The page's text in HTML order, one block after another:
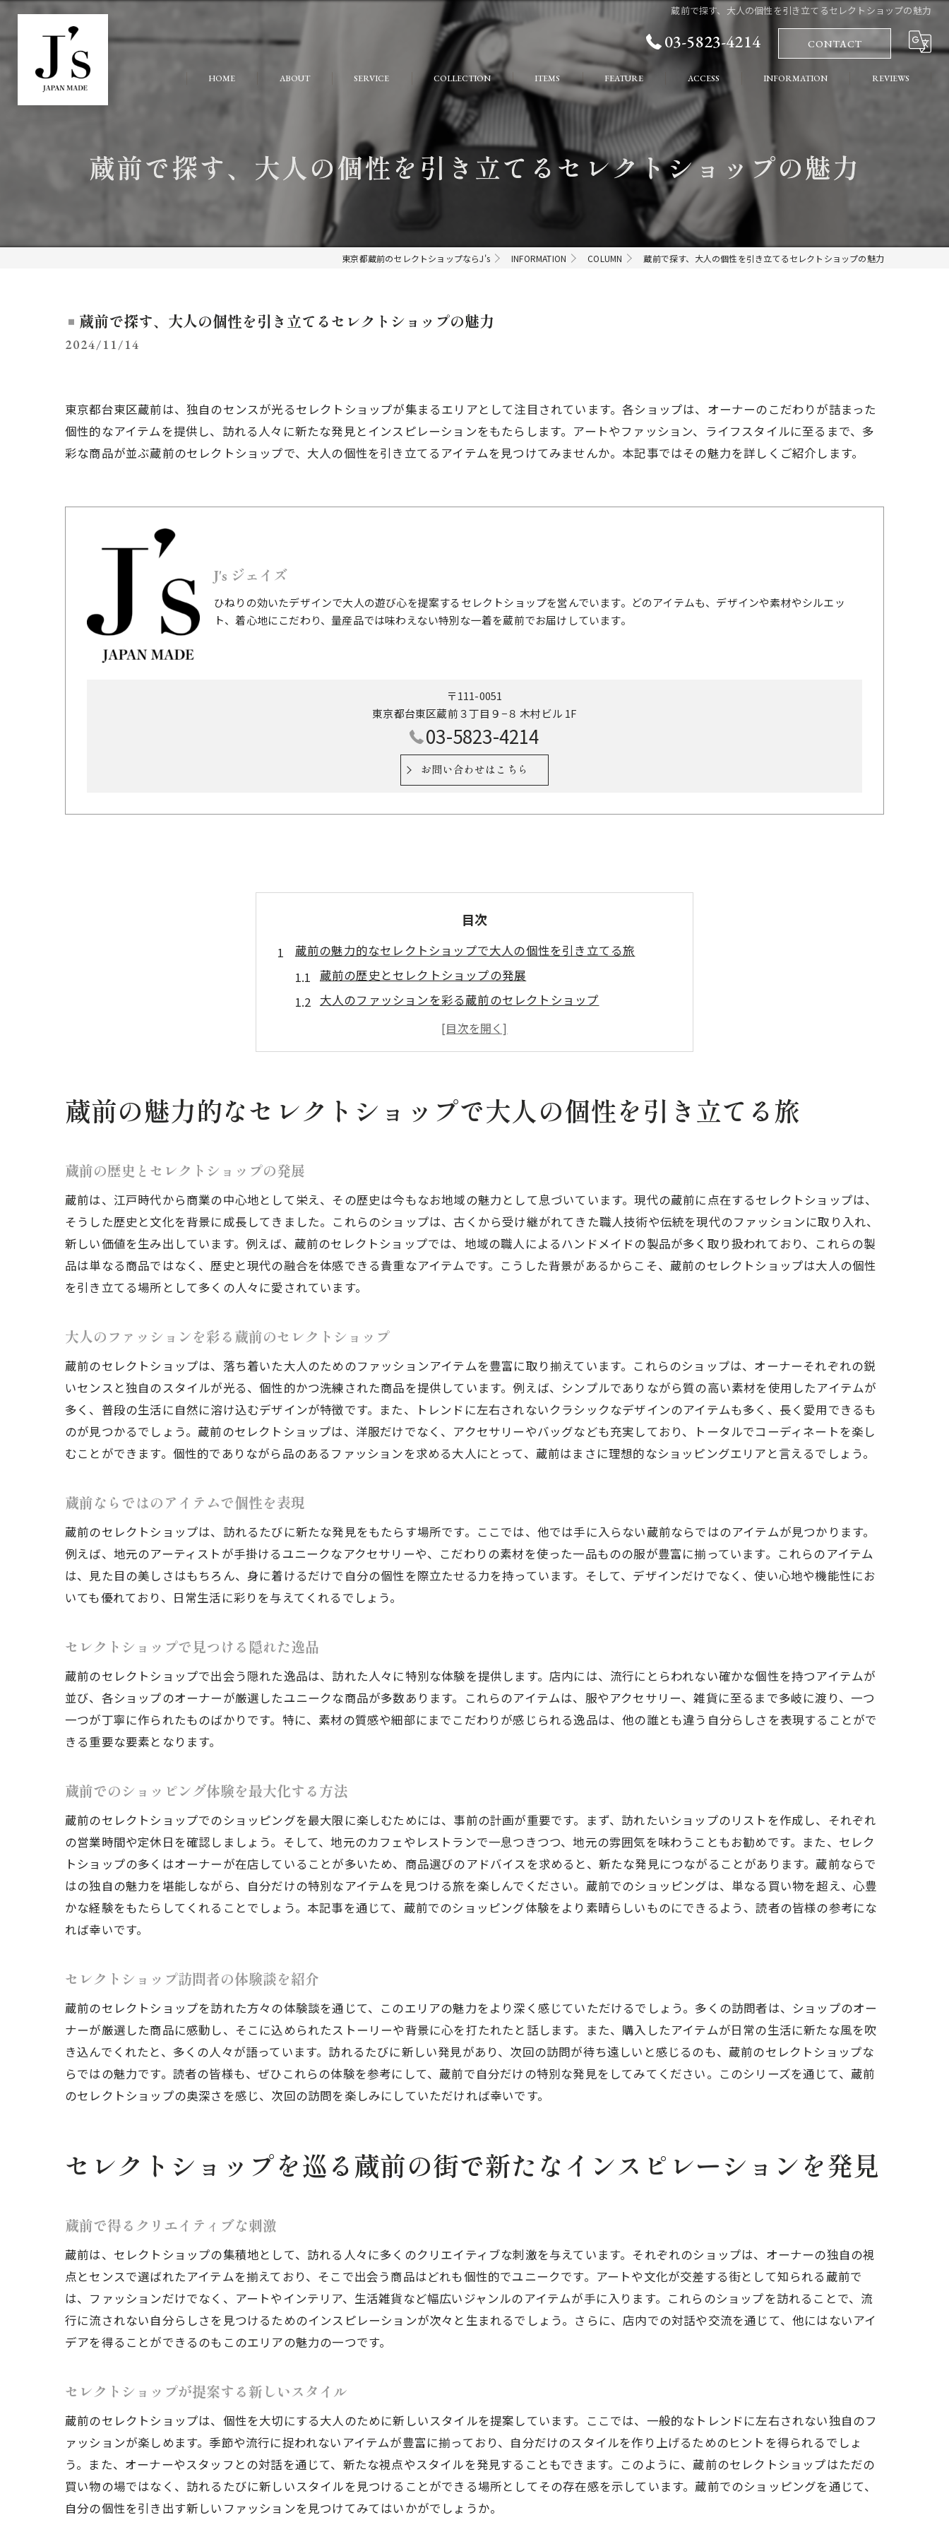
蔵前で探す、大人の個性を引き立てるセレクトショップの魅力
03-5823-4214 CONTACT
HOME ABOUT SERVICE COLLECTION ITEMS
FAQ
FEATURE
大人
ストリート
ACCESS INFORMATION REVIEWS
蔵前で探す、大人の個性を引き立てるセレクトショップの魅力
東京都蔵前のセレクトショップならJ's INFORMATION COLUMN 蔵前で探す、大人の個性を引き立てるセレクトショップの魅力
蔵前で探す、大人の個性を引き立てるセレクトショップの魅力
2024/11/14
東京都台東区蔵前は、独自のセンスが光るセレクトショップが集まるエリアとして注目されています。各ショップは、オーナーのこだわりが詰まった
個性的なアイテムを提供し、訪れる人々に新たな発見とインスピレーションをもたらします。アートやファッション、ライフスタイルに至るまで、多
彩な商品が並ぶ蔵前のセレクトショップで、大人の個性を引き立てるアイテムを見つけてみませんか。本記事ではその魅力を詳しくご紹介します。
J's ジェイズ
ひねりの効いたデザインで大人の遊び心を提案するセレクトショップを営んでいます。どのアイテムも、デザインや素材やシルエッ
ト、着心地にこだわり、量産品では味わえない特別な一着を蔵前でお届けしています。
〒111-0051
東京都台東区蔵前３丁目９−８ 木村ビル 1F
03-5823-4214
お問い合わせはこちら
目次
蔵前の魅力的なセレクトショップで大人の個性を引き立てる旅
蔵前の歴史とセレクトショップの発展
大人のファッションを彩る蔵前のセレクトショップ
蔵前ならではのアイテムで個性を表現
セレクトショップで見つける隠れた逸品
セレクトショップ訪問者の体験談を紹介
セレクトショップを巡る蔵前の街で新たなインスピレーションを発見
蔵前の街歩きで見つけるデザインのヒント
個性豊かなショップのオーナーとの出会い
セレクトショップで体感するアートとファッションの融合
蔵前での週末を充実させるショッピングプラン
蔵前の大人向けセレクトショップで見つける唯一無二のスタイル
大人のためのセレクトショップ選びのポイント
蔵前で自分らしいスタイルを確立する方法
セレクトショップで試したい新しいファッション
蔵前のセレクトショップで出会う職人技の光るアイテム
個性的なスタイルを引き立てるアクセサリー選び
蔵前の隠れた名店を訪れる理由
セレクトショップで楽しむ季節ごとの新商品
蔵前のセレクトショップが提供する大人のためのファッション冒険
冒険心をくすぐるセレクトショップの楽しみ方
蔵前で試したいファッションの冒険
セレクトショップで出会う新しいブランド
セレクトショップで作る自分だけのファッションストーリー
センスが光る蔵前のセレクトショップで大人のファッションを楽しむ
蔵前で見つける洗練された大人のファッション
セレクトショップで大人の魅力を引き出すアイテム
蔵前のセレクトショップが提案するトレンドスタイル
ファッション通も唸る蔵前のショップセレクション
蔵前のセレクトショップで出会う新しい自分のスタイル
セレクトショップを通じて新たな自分を発見
大人の魅力を引き立てるセレクトショップの選び方
蔵前のショップで見つけるスタイルチェンジのヒント
セレクトショップが提供する新しいファッションの可能性
蔵前の個性的なセレクトショップで見つけるあなただけの一品
個性を最大限に引き出すためのショップ選び
蔵前のセレクトショップで選ぶ一生もののアイテム
自分らしさを表現するためのセレクトショップ活用法
蔵前の魅力的なセレクトショップで大人の個性を引き立てる旅
蔵前の歴史とセレクトショップの発展
蔵前は、江戸時代から商業の中心地として栄え、その歴史は今もなお地域の魅力として息づいています。現代の蔵前に点在するセレクトショップは、
そうした歴史と文化を背景に成長してきました。これらのショップは、古くから受け継がれてきた職人技術や伝統を現代のファッションに取り入れ、
新しい価値を生み出しています。例えば、蔵前のセレクトショップでは、地域の職人によるハンドメイドの製品が多く取り扱われており、これらの製
品は単なる商品ではなく、歴史と現代の融合を体感できる貴重なアイテムです。こうした背景があるからこそ、蔵前のセレクトショップは大人の個性
を引き立てる場所として多くの人々に愛されています。
大人のファッションを彩る蔵前のセレクトショップ
蔵前のセレクトショップは、落ち着いた大人のためのファッションアイテムを豊富に取り揃えています。これらのショップは、オーナーそれぞれの鋭
いセンスと独自のスタイルが光る、個性的かつ洗練された商品を提供しています。例えば、シンプルでありながら質の高い素材を使用したアイテムが
多く、普段の生活に自然に溶け込むデザインが特徴です。また、トレンドに左右されないクラシックなデザインのアイテムも多く、長く愛用できるも
のが見つかるでしょう。蔵前のセレクトショップは、洋服だけでなく、アクセサリーやバッグなども充実しており、トータルでコーディネートを楽し
むことができます。個性的でありながら品のあるファッションを求める大人にとって、蔵前はまさに理想的なショッピングエリアと言えるでしょう。
蔵前ならではのアイテムで個性を表現
蔵前のセレクトショップは、訪れるたびに新たな発見をもたらす場所です。ここでは、他では手に入らない蔵前ならではのアイテムが見つかります。
例えば、地元のアーティストが手掛けるユニークなアクセサリーや、こだわりの素材を使った一品ものの服が豊富に揃っています。これらのアイテム
は、見た目の美しさはもちろん、身に着けるだけで自分の個性を際立たせる力を持っています。そして、デザインだけでなく、使い心地や機能性にお
いても優れており、日常生活に彩りを与えてくれるでしょう。
セレクトショップで見つける隠れた逸品
蔵前のセレクトショップで出会う隠れた逸品は、訪れた人々に特別な体験を提供します。店内には、流行にとらわれない確かな個性を持つアイテムが
並び、各ショップのオーナーが厳選したユニークな商品が多数あります。これらのアイテムは、服やアクセサリー、雑貨に至るまで多岐に渡り、一つ
一つが丁寧に作られたものばかりです。特に、素材の質感や細部にまでこだわりが感じられる逸品は、他の誰とも違う自分らしさを表現することがで
きる重要な要素となります。
蔵前でのショッピング体験を最大化する方法
蔵前のセレクトショップでのショッピングを最大限に楽しむためには、事前の計画が重要です。まず、訪れたいショップのリストを作成し、それぞれ
の営業時間や定休日を確認しましょう。そして、地元のカフェやレストランで一息つきつつ、地元の雰囲気を味わうこともお勧めです。また、セレク
トショップの多くはオーナーが在店していることが多いため、商品選びのアドバイスを求めると、新たな発見につながることがあります。蔵前ならで
はの独自の魅力を堪能しながら、自分だけの特別なアイテムを見つける旅を楽しんでください。蔵前でのショッピングは、単なる買い物を超え、心豊
かな経験をもたらしてくれることでしょう。本記事を通じて、蔵前でのショッピング体験をより素晴らしいものにできるよう、読者の皆様の参考にな
れば幸いです。
セレクトショップ訪問者の体験談を紹介
蔵前のセレクトショップを訪れた方々の体験談を通じて、このエリアの魅力をより深く感じていただけるでしょう。多くの訪問者は、ショップのオー
ナーが厳選した商品に感動し、そこに込められたストーリーや背景に心を打たれたと話します。また、購入したアイテムが日常の生活に新たな風を吹
き込んでくれたと、多くの人々が語っています。訪れるたびに新しい発見があり、次回の訪問が待ち遠しいと感じるのも、蔵前のセレクトショップな
らではの魅力です。読者の皆様も、ぜひこれらの体験を参考にして、蔵前で自分だけの特別な発見をしてみてください。このシリーズを通じて、蔵前
のセレクトショップの奥深さを感じ、次回の訪問を楽しみにしていただければ幸いです。
セレクトショップを巡る蔵前の街で新たなインスピレーションを発見
蔵前で得るクリエイティブな刺激
蔵前は、セレクトショップの集積地として、訪れる人々に多くのクリエイティブな刺激を与えています。それぞれのショップは、オーナーの独自の視
点とセンスで選ばれたアイテムを揃えており、そこで出会う商品はどれも個性的でユニークです。アートや文化が交差する街として知られる蔵前で
は、ファッションだけでなく、アートやインテリア、生活雑貨など幅広いジャンルのアイテムが手に入ります。これらのショップを訪れることで、流
行に流されない自分らしさを見つけるためのインスピレーションが次々と生まれるでしょう。さらに、店内での対話や交流を通じて、他にはないアイ
デアを得ることができるのもこのエリアの魅力の一つです。
セレクトショップが提案する新しいスタイル
蔵前のセレクトショップは、個性を大切にする大人のために新しいスタイルを提案しています。ここでは、一般的なトレンドに左右されない独自のフ
ァッションが楽しめます。季節や流行に捉われないアイテムが豊富に揃っており、自分だけのスタイルを作り上げるためのヒントを得られるでしょ
う。また、オーナーやスタッフとの対話を通じて、新たな視点やスタイルを発見することもできます。このように、蔵前のセレクトショップはただの
買い物の場ではなく、訪れるたびに新しいスタイルを見つけることができる場所としてその存在感を示しています。蔵前でのショッピングを通じて、
自分の個性を引き出す新しいファッションを見つけてみてはいかがでしょうか。